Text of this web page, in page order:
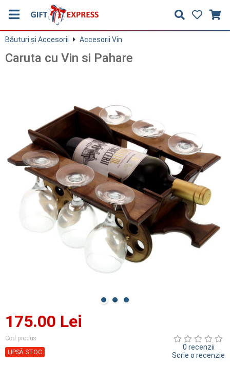
Băuturi și Accesorii Accesorii Vin
Caruta cu Vin si Pahare
175.00 Lei
Cod produs
LIPSĂ STOC
0 recenzii
Scrie o recenzie